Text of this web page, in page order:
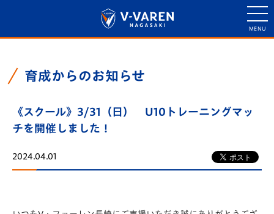
育成からのお知らせ
《スクール》3/31（日） U10トレーニングマッ
チを開催しました！
2024.04.01